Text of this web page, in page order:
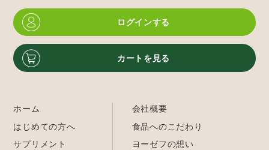
ログインする
カートを見る
ホーム
はじめての方へ
サプリメント
会社概要
食品へのこだわり
ヨーゼフの想い